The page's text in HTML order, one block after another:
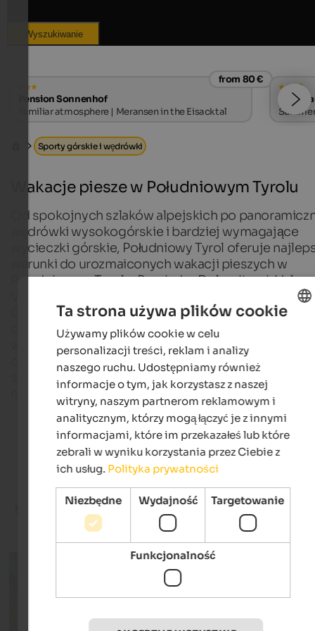
Wyszukiwanie
from 80 €
Pension Sonnenhof
Familiar atmosphere | Meransen in the Eisacktal
s
Sporty górskie i wędrówki
Wakacje piesze w Południowym Tyrolu
Od spokojnych szlaków alpejskich po
wędrówki wysokogórskie i bardziej wymagające
wycieczki górskie, Południowy Tyrol oferuje
warunki do urozmaiconych wakacji pieszych w
Południowym Tyrolu. Pomiędzy Dolomitami, Val
Venosta, Merano i okolicami, Valle Isarco i Plan de
Corones można znaleźć bardzo różne krajobrazy i
charaktery tras. To właśnie ta mieszanka sprawia,
wędrówki w tym alpejskim regionie są tak
czasem przyjazne rodzinie i przyjemne, czasem
sportowe i alpejskie, ale zawsze z imponującą
naturalną scenerią.
Hotele turystyczne w Południowym Tyrolu
Wybrane zakwaterowanie na piesze
Ta strona używa plików cookie
Używamy plików cookie w celu
personalizacji treści, reklam i analizy
naszego ruchu. Udostępniamy również
informacje o tym, jak korzystasz z naszej
witryny, naszym partnerom reklamowym i
analitycznym, którzy mogą łączyć je z innymi
informacjami, które im przekazałeś lub które
zebrali w wyniku korzystania przez Ciebie z
ich usług. Polityka prywatności
Niezbędne Wydajność Targetowanie
Funkcjonalność